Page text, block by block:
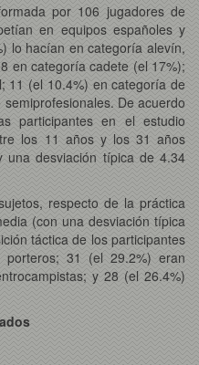
por 106 jugadores de
en equipos españoles y
lo hacían en categoría alevín,
en categoría cadete (el 17%);
11 (el 10.4%) en categoría de
De acuerdo
participantes en el estudio
los 11 años y los 31 años
desviación típica de 4.34
respecto de la práctica
(con una desviación típica
táctica de los participantes
31 (el 29.2%) eran
y 28 (el 26.4%)